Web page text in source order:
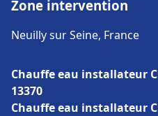
Zone intervention
Neuilly sur Seine, France
Chauffe eau installateur
13370
Chauffe eau installateur